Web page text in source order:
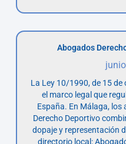
Abogados
La Ley 10/1990, de 15 de
el marco legal que
España. En Málaga, los
Derecho Deportivo
dopaje y representación
directorio local: